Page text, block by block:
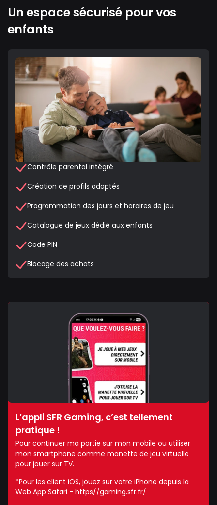
Un espace sécurisé pour vos
enfants
Contrôle parental intégré
Création de profils adaptés
Programmation des jours et horaires de jeu
Catalogue de jeux dédié aux enfants
Code PIN
Blocage des achats
L’appli SFR Gaming, c’est tellement
pratique !
Pour continuer ma partie sur mon mobile ou utiliser
mon smartphone comme manette de jeu virtuelle
pour jouer sur TV.
*Pour les client iOS, jouez sur votre iPhone depuis la
Web App Safari - https//gaming.sfr.fr/